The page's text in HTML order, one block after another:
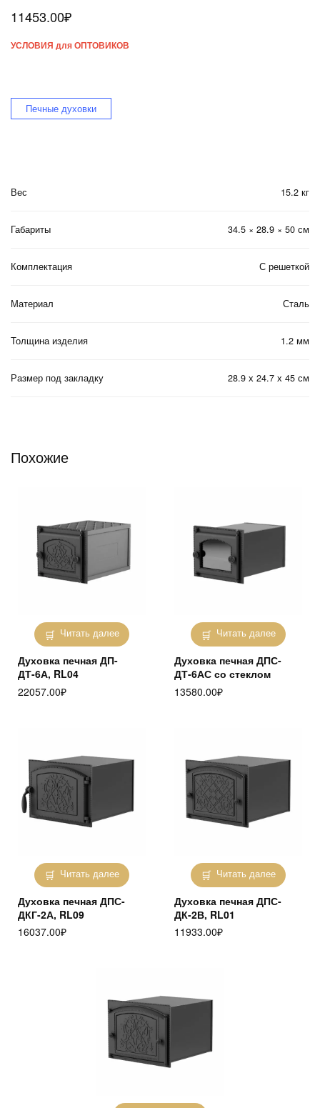
11453.00₽
УСЛОВИЯ для ОПТОВИКОВ
Печные духовки
Вес 15.2 кг
Габариты 34.5 × 28.9 × 50 см
Комплектация С решеткой
Материал Сталь
Толщина изделия 1.2 мм
Размер под закладку 28.9 х 24.7 х 45 см
Похожие
Читать далее
Духовка печная ДП-
ДТ-6А, RL04
22057.00₽
Читать далее
Духовка печная ДПС-
ДТ-6АС со стеклом
13580.00₽
Читать далее
Духовка печная ДПС-
ДКГ-2А, RL09
16037.00₽
Читать далее
Духовка печная ДПС-
ДК-2В, RL01
11933.00₽